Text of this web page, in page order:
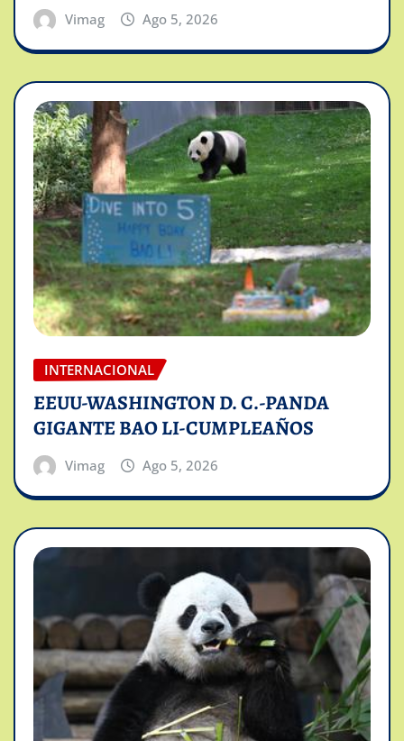
Vimag Ago 5, 2026
INTERNACIONAL
EEUU-WASHINGTON D. C.-PANDA
GIGANTE BAO LI-CUMPLEAÑOS
Vimag Ago 5, 2026